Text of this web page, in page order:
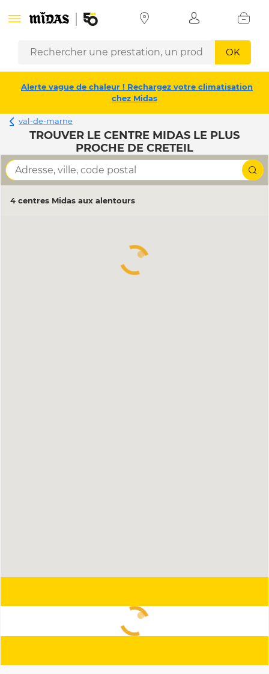
OK
Alerte vague de chaleur ! Rechargez votre climatisation
chez Midas
val-de-marne
TROUVER LE CENTRE MIDAS LE PLUS
PROCHE DE CRETEIL
4 centres Midas aux alentours